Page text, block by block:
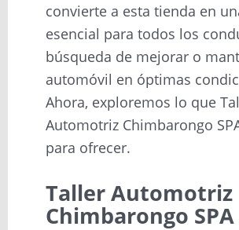
convierte a esta tienda en
esencial para todos los
búsqueda de mejorar o
automóvil en óptimas
Ahora, exploremos lo que
Automotriz Chimbarongo
para ofrecer.
Taller Automotriz
Chimbarongo SPA